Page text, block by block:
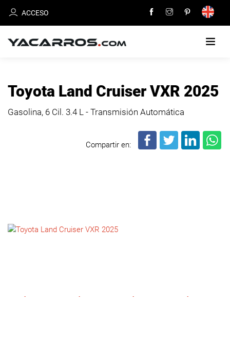
ACCESO
EN
NOTICIAS
Toyota Land Cruiser VXR 2025
Gasolina, 6 Cil. 3.4 L - Transmisión Automática
Compartir en: